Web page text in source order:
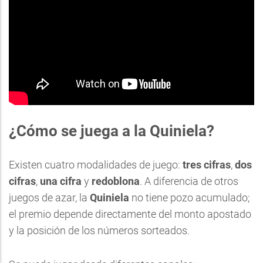
¿Cómo se juega a la Quiniela?
Existen cuatro modalidades de juego: tres cifras,dos
cifras, una cifra y redoblona. A diferencia de otros
juegos de azar, la Quiniela no tiene pozo acumulado;
el premio depende directamente del monto apostado
y la posición de los números sorteados.